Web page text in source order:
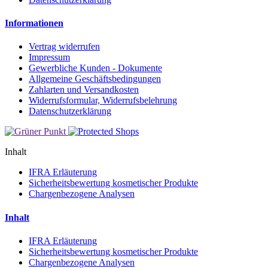
Informationen
Vertrag widerrufen
Impressum
Gewerbliche Kunden - Dokumente
Allgemeine Geschäftsbedingungen
Zahlarten und Versandkosten
Widerrufsformular, Widerrufsbelehrung
Datenschutzerklärung
Inhalt
IFRA Erläuterung
Sicherheitsbewertung kosmetischer Produkte
Chargenbezogene Analysen
Inhalt
IFRA Erläuterung
Sicherheitsbewertung kosmetischer Produkte
Chargenbezogene Analysen